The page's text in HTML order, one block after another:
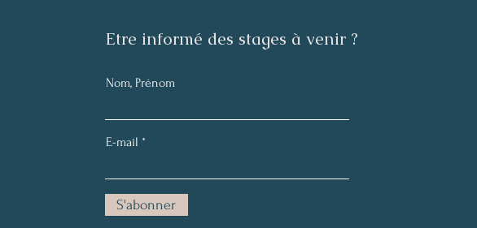
​Etre informé des stages à venir ?
Nom, Prénom
E-mail
S'abonner